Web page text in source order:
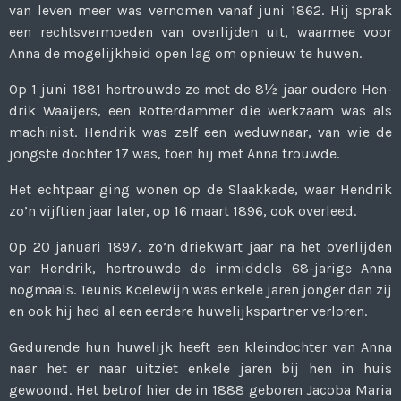
van leven meer was vernomen vanaf juni 1862. Hij sprak
een rechtsvermoe­den van overlijden uit, waarmee voor
Anna de mo­gelijkheid open lag om op­nieuw te huwen.
Op 1 juni 1881 hertrouwde ze met de 8½ jaar oudere Hen­
drik Waaijers, een Rotter­dammer die werkzaam was als
machinist. Hendrik was zelf een weduwnaar, van wie de
jongste dochter 17 was, toen hij met Anna trouwde.
Het echtpaar ging wonen op de Slaakkade, waar Hendrik
zo’n vijftien jaar later, op 16 maart 1896, ook overleed.
Op 20 januari 1897, zo’n drie­kwart jaar na het overlijden
van Hendrik, hertrouwde de inmiddels 68-jarige Anna
nogmaals. Teunis Koelewijn was enkele jaren jonger dan zij
en ook hij had al een eerdere huwelijkspartner verloren.
Gedurende hun huwelijk heeft een kleindochter van Anna
naar het er naar uitziet enkele jaren bij hen in huis
gewoond. Het betrof hier de in 1888 geboren Jacoba Ma­ria